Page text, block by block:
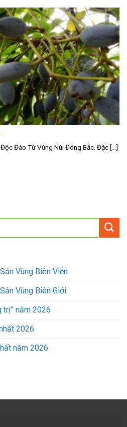
Vùng Biên Viễn
Vùng Biên Giới
trị” năm 2026
2026
năm 2026
Đáo Từ Vùng Núi Đông Bắc. Đặc [...]